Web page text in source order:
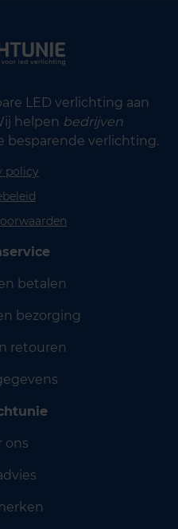
LED verlichting aan
helpen bedrijven
besparende verlichting.
policy
betalen
bezorging
retouren
ons